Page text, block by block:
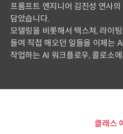
프롬프트 엔지니어 김진성 연사
담았습니다.
모델링을 비롯해서 텍스쳐, 라이
들여 직접 해오던 일들을 이제는
작업하는 AI 워크플로우, 콜로소
클래스